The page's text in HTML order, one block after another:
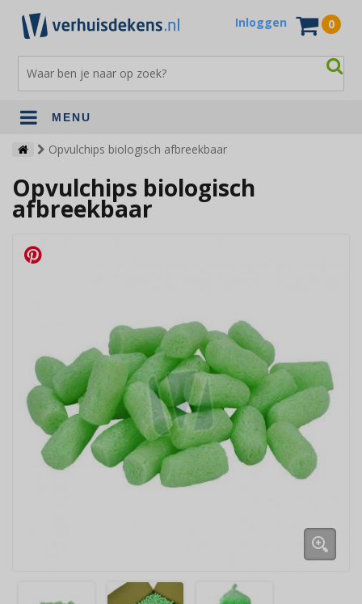
Inloggen 0
MENU
Verhuisdekens
Opslagdekens
Terrasdekens
Andere verhuismaterialen
Opvulchips biologisch afbreekbaar
Opvulchips biologisch
afbreekbaar